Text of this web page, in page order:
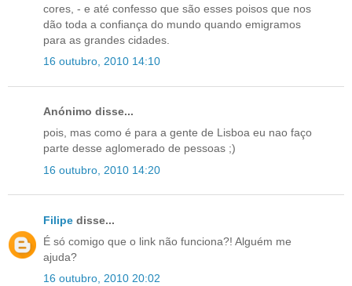
cores, - e até confesso que são esses poisos que nos
dão toda a confiança do mundo quando emigramos
para as grandes cidades.
16 outubro, 2010 14:10
Anónimo disse...
pois, mas como é para a gente de Lisboa eu nao faço
parte desse aglomerado de pessoas ;)
16 outubro, 2010 14:20
Filipe disse...
É só comigo que o link não funciona?! Alguém me
ajuda?
16 outubro, 2010 20:02